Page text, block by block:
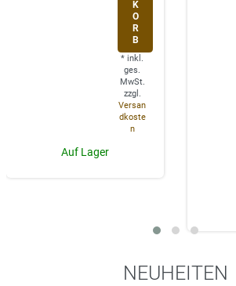
K
O
R
B
* inkl.
ges.
MwSt.
zzgl.
Versan
dkoste
n
Auf Lager
NEUHEITEN